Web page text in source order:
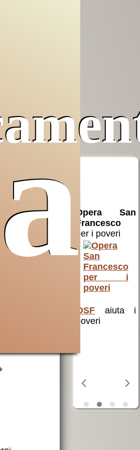
Opera San
Francesco
per i poveri
OSF
aiuta i
poveri
Pro Terra
Sancta
un aiuto a
cristiani e non
di Terra Santa